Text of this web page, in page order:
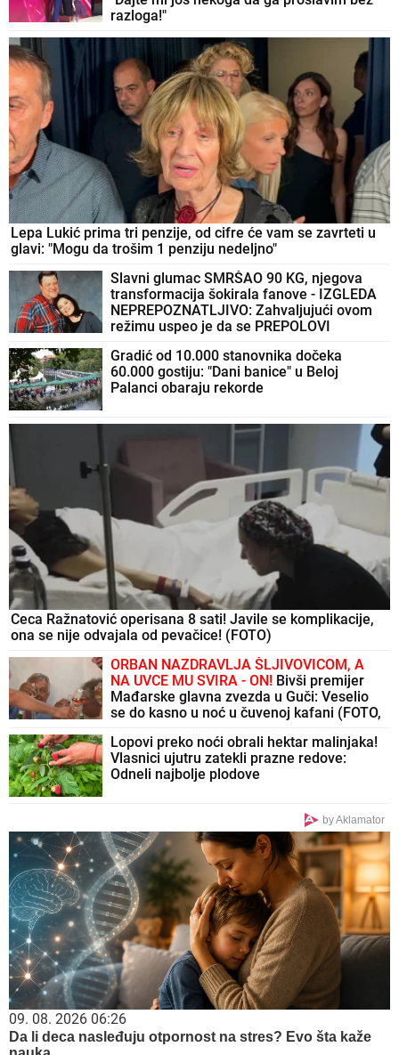
razloga!"
Lepa Lukić prima tri penzije, od cifre će vam se zavrteti u
glavi: "Mogu da trošim 1 penziju nedeljno"
Slavni glumac SMRŠAO 90 KG, njegova
transformacija šokirala fanove - IZGLEDA
NEPREPOZNATLJIVO: Zahvaljujući ovom
režimu uspeo je da se PREPOLOVI
Gradić od 10.000 stanovnika dočeka
60.000 gostiju: "Dani banice" u Beloj
Palanci obaraju rekorde
Ceca Ražnatović operisana 8 sati! Javile se komplikacije,
ona se nije odvajala od pevačice! (FOTO)
ORBAN NAZDRAVLJA ŠLJIVOVICOM, A
NA UVCE MU SVIRA - ON! Bivši premijer
Mađarske glavna zvezda u Guči: Veselio
se do kasno u noć u čuvenoj kafani (FOTO,
Lopovi preko noći obrali hektar malinjaka!
Vlasnici ujutru zatekli prazne redove:
Odneli najbolje plodove
by Aklamator
09. 08. 2026 06:26
Da li deca nasleđuju otpornost na stres? Evo šta kaže